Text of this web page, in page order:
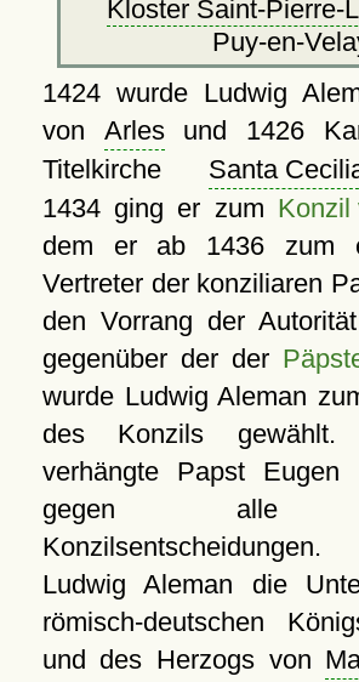
Kloster Saint-Pierre-
Puy-en-
1424 wurde Ludwig
von Arlesund 1426
Titelkirche Santa
1434 ging er zum Konzil
dem er ab 1436 zum
Vertreter der konziliaren
den Vorrang der
gegenüber der der
wurde Ludwig Aleman
des Konzils gewählt.
verhängte Papst
gegen alle
Ludwig Aleman die
römisch-deutschen
und des Herzogs von